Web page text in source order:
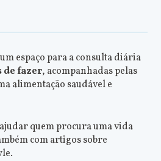
espaço para a consulta diária
de fazer, acompanhadas pelas
alimentação saudável e
quem procura uma vida
com artigos sobre